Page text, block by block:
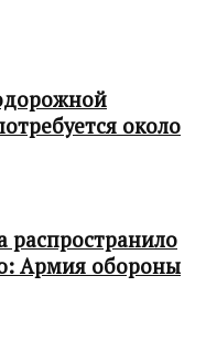
около
Армия обороны